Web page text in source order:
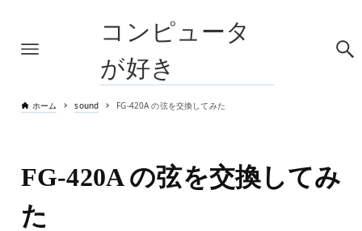
コンピュータ
が好き
ホーム sound FG-420A の弦を交換してみた
FG-420A の弦を交換してみ
た